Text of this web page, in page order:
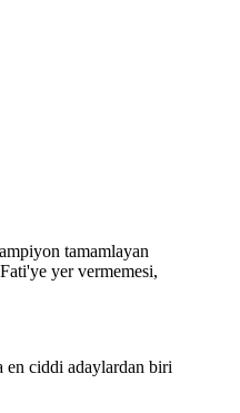
tamamlayan
yer vermemesi,
en ciddi adaylardan biri